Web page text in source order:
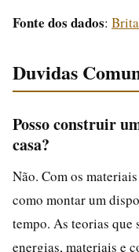
Fonte dos dados:
Duvidas
Posso construir
casa?
Não. Com os
como montar um
tempo. As teorias que
energias, materiais e